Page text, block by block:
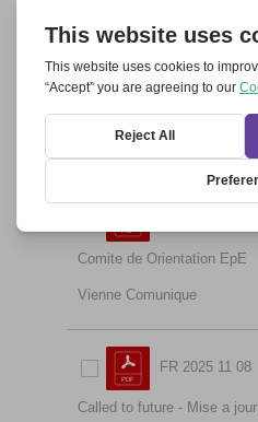
FR 2026 05 13
Communiqué de presse du
Parlement européen
Comite de Orientation EpE
Vienne Comunique
FR 2025 11 08
Called to future - Mise a jour